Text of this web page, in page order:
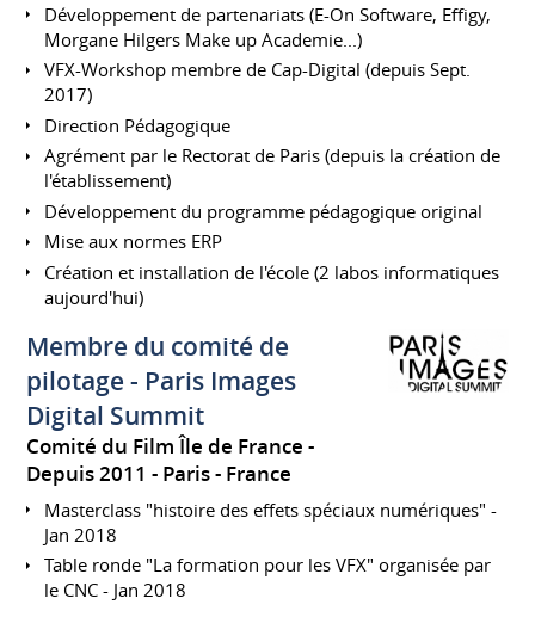
Développement de partenariats (E-On Software, Effigy,
Morgane Hilgers Make up Academie...)
VFX-Workshop membre de Cap-Digital (depuis Sept.
2017)
Direction Pédagogique
Agrément par le Rectorat de Paris (depuis la création de
l'établissement)
Développement du programme pédagogique original
Mise aux normes ERP
Création et installation de l'école (2 labos informatiques
aujourd'hui)
Membre du comité de
pilotage - Paris Images
Digital Summit
Comité du Film Île de France
Depuis 2011 Paris France
Masterclass "histoire des effets spéciaux numériques" -
Jan 2018
Table ronde "La formation pour les VFX" organisée par
le CNC - Jan 2018